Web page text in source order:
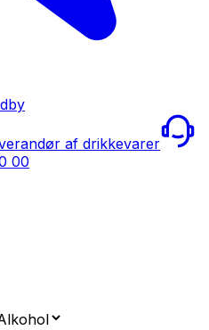
af drikkevarer
00